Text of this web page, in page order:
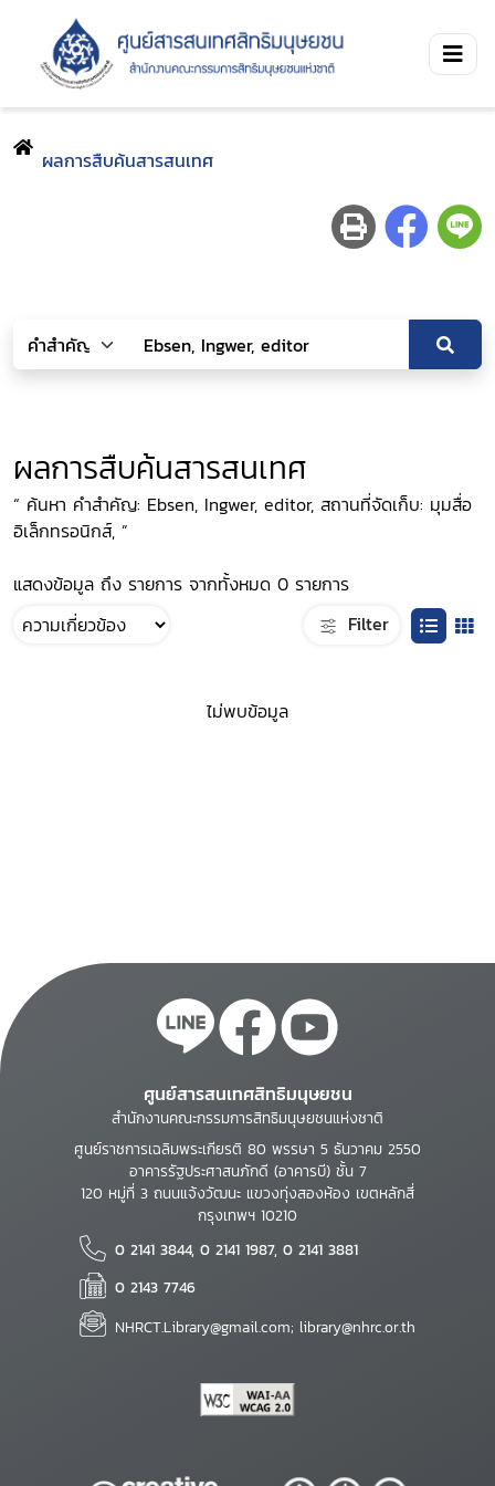
ผลการสืบค้นสารสนเทศ
ผลการสืบค้นสารสนเทศ
“ ค้นหา คำสำคัญ: Ebsen, Ingwer, editor, สถานที่จัดเก็บ: มุมสื่อ
อิเล็กทรอนิกส์, ”
แสดงข้อมูล ถึง รายการ จากทั้งหมด 0 รายการ
Filter
ไม่พบข้อมูล
ศูนย์สารสนเทศสิทธิมนุษยชน
สำนักงานคณะกรรมการสิทธิมนุษยชนแห่งชาติ
ศูนย์ราชการเฉลิมพระเกียรติ 80 พรรษา 5 ธันวาคม 2550
อาคารรัฐประศาสนภักดี (อาคารบี) ชั้น 7
120 หมู่ที่ 3 ถนนแจ้งวัฒนะ แขวงทุ่งสองห้อง เขตหลักสี่
กรุงเทพฯ 10210
0 2141 3844, 0 2141 1987, 0 2141 3881
0 2143 7746
NHRCT.Library@gmail.com; library@nhrc.or.th